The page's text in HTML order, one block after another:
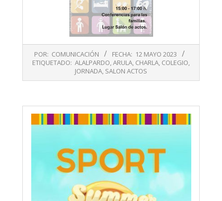
05-
POR: COMUNICACIÓN FECHA: 12 MAYO 2023
ETIQUETADO: ALALPARDO,ARULA, CHARLA, COLEGIO,
JORNADA, SALON ACTOS